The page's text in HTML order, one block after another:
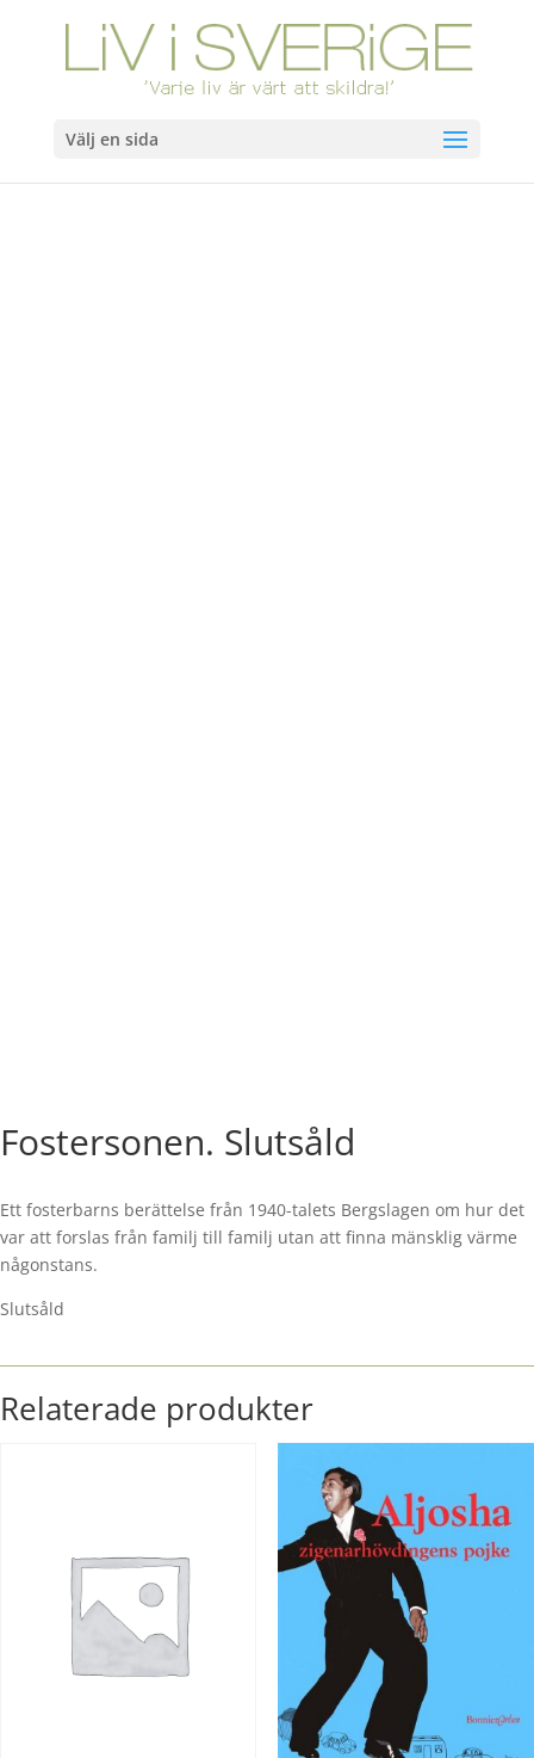
Välj en sida
Fostersonen. Slutsåld
Ett fosterbarns berättelse från 1940-talets Bergslagen om hur det
var att forslas från familj till familj utan att finna mänsklig värme
någonstans.
Slutsåld
Relaterade produkter